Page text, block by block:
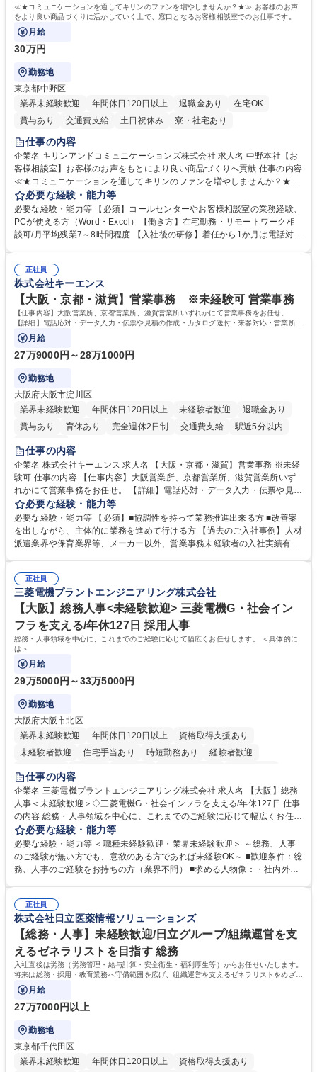
≪★コミュニケーションを通してキリンのファンを増やしませんか？★≫ お客様のお声
をより良い商品づくりに活かしていく上で、窓口となるお客様相談室でのお仕事です。
月給
30万円
勤務地
東京都中野区
業界未経験歓迎
年間休日120日以上 退職金あり
在宅OK
賞与あり
交通費支給 土日祝休み 寮・社宅あり
仕事の内容
企業名 キリンアンドコミュニケーションズ株式会社 求人名 中野本社【お
客様相談室】お客様のお声をもとにより良い商品づくりへ貢献 仕事の内容
≪★コミュニケーションを通してキリンのファンを増やしませんか？★≫
お客様のお声をより良い商品づくりに活かしていく上で、窓口となるお客
様相談室でのお仕事です。 日々お客様からいただくキリングループへのご
意見を、企業活動に活かしています。お客様からの声に迅速かつ誠意をも
って対応、情報提供するとともにグループ内活動に反映しています。 【具
平均100件前後■メール・手紙：同上40件前後 募集職種 中野本社【お客様
相談室】お客様のお声をもとにより良い商品づくりへ貢献
必要な経験・能力等
必要な経験・能力等 【必須】コールセンターやお客様相談室の業務経験、
PCが使える方（Word・Excel）【働き方】在宅勤務・リモートワーク相
談可/月平均残業7～8時間程度 【入社後の研修】着任から1か月は電話対応
すのでご安心ください。 【当社について】キリングループの広報機能を担
う会社として、お客様との出会いを大切にし、磨き上げたホスピタリティ
を込めてコミュニケーションをとりながら広報関連業務を行っておりま
す。 学歴・資格 学歴：大学院 大学 高専 短大 専修学校 高校 語学力： 資
格：
正社員
株式会社キーエンス
【大阪・京都・滋賀】営業事務 ※未経験可 営業事務
【仕事内容】大阪営業所、京都営業所、滋賀営業所いずれかにて営業事務をお任せ。
【詳細】電話応対・データ入力・伝票や見積の作成・カタログ送付・来客対応・営業所内
で発生する事務業務や業務改善をお任せ。
月給
27万9000円～28万1000円
勤務地
大阪府大阪市淀川区
業界未経験歓迎
年間休日120日以上 未経験者歓迎
退職金あり
賞与あり
育休あり 完全週休2日制 交通費支給
駅近5分以内
土日祝休み
仕事の内容
企業名 株式会社キーエンス 求人名 【大阪・京都・滋賀】営業事務 ※未経
験可 仕事の内容 【仕事内容】大阪営業所、京都営業所、滋賀営業所いず
れかにて営業事務をお任せ。 【詳細】電話応対・データ入力・伝票や見積
の作成・カタログ送付・来客対応・営業所内で発生する事務業務や業務改
善をお任せ。 【教育制度】ご入社後、育成担当とペアになりながらOJTに
て業務を覚えていただくことが可能です。業務システムがきちんと構築さ
れているため、スムーズに仕事に慣れることができる環境です。また、
募集職種 【大阪・京都・滋賀】営業事務 ※未経験可
必要な経験・能力等
必要な経験・能力等 【必須】■協調性を持って業務推進出来る方 ■改善案
を出しながら、主体的に業務を進めて行ける方 【過去のご入社事例】人材
派遣業界や保育業界等、メーカー以外、営業事務未経験者の入社実績有
えて、お客様や社員の状況に合わせ、能動的なサポート、改善の動きも期
待され。組織を支えるスペシャリストとして、チームに貢献し、結果的に
社員から頼られる存在になることができます。平均19:30の退勤以降の業
務の持ち帰りも禁止されており、メリハリのある働き方となります。 学
歴・資格 学歴：大学院 大学 高専 短大 語学力： 資格：
正社員
三菱電機プラントエンジニアリング株式会社
【大阪】総務人事<未経験歓迎> 三菱電機G・社会イン
フラを支える/年休127日 採用人事
総務・人事領域を中心に、これまでのご経験に応じて幅広くお任せします。 ＜具体的に
は＞
月給
29万5000円～33万5000円
勤務地
大阪府大阪市北区
業界未経験歓迎
年間休日120日以上
資格取得支援あり
未経験者歓迎
住宅手当あり 時短勤務あり
経験者歓迎
退職金あり
駅近5分以内
土日祝休み 服装自由 寮・社宅あり 食事補助あり
仕事の内容
企業名 三菱電機プラントエンジニアリング株式会社 求人名 【大阪】総務
人事＜未経験歓迎＞◇三菱電機G・社会インフラを支える/年休127日 仕事
の内容 総務・人事領域を中心に、これまでのご経験に応じて幅広くお任せ
します。 ＜具体的には＞ ・総務/人事労務（給与・社保・勤怠管理など）
・採用・教育研修 ・福利厚生運用 など ※基本的には事務所勤務ですが、
採用や教育等の業務内容により、関西圏以外への日帰り・宿泊を伴う国内
出張もございます。 ※担当業務を持ちつつ、お互いに助け合いながら、総
必要な経験・能力等
必要な経験・能力等 ＜職種未経験歓迎・業界未経験歓迎＞ ～総務、人事
のご経験が無い方でも、意欲のある方であれば未経験OK～ ■歓迎条件：総
務、人事のご経験をお持ちの方（業界不問） ■求める人物像：・社内外の
正社員
株式会社日立医薬情報ソリューションズ
【総務・人事】未経験歓迎/日立グループ/組織運営を支
えるゼネラリストを目指す 総務
入社直後は労務（労務管理・給与計算・安全衛生・福利厚生等）からお任せいたします。
将来は総務・採用・教育業務へ守備範囲を広げ、組織運営を支えるゼネラリストをめざせ
ます。
月給
27万7000円以上
勤務地
東京都千代田区
業界未経験歓迎
年間休日120日以上 資格取得支援あり